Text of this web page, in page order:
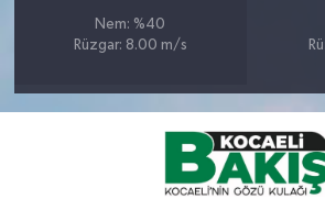
Nem: %40
Rüzgar: 8.00 m/s